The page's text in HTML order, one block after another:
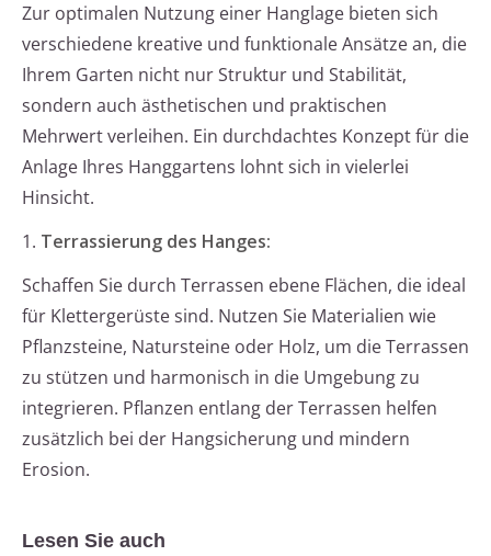
Zur optimalen Nutzung einer Hanglage bieten sich
verschiedene kreative und funktionale Ansätze an, die
Ihrem Garten nicht nur Struktur und Stabilität,
sondern auch ästhetischen und praktischen
Mehrwert verleihen. Ein durchdachtes Konzept für die
Anlage Ihres Hanggartens lohnt sich in vielerlei
Hinsicht.
1. Terrassierung des Hanges:
Schaffen Sie durch Terrassen ebene Flächen, die ideal
für Klettergerüste sind. Nutzen Sie Materialien wie
Pflanzsteine, Natursteine oder Holz, um die Terrassen
zu stützen und harmonisch in die Umgebung zu
integrieren. Pflanzen entlang der Terrassen helfen
zusätzlich bei der Hangsicherung und mindern
Erosion.
Lesen Sie auch